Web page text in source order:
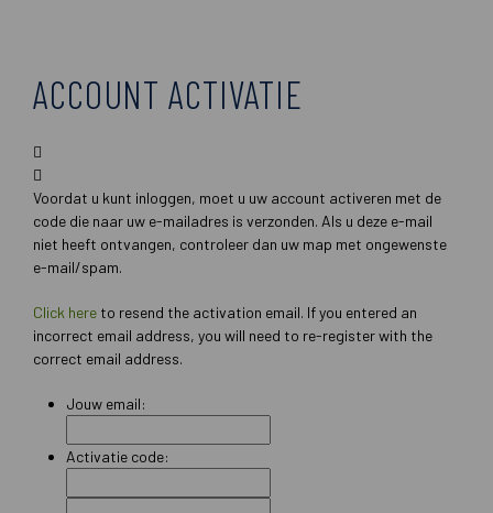
ACCOUNT ACTIVATIE
Voordat u kunt inloggen, moet u uw account activeren met de
code die naar uw e-mailadres is verzonden. Als u deze e-mail
niet heeft ontvangen, controleer dan uw map met ongewenste
e-mail/spam.
Click here to resend the activation email. If you entered an
incorrect email address, you will need to re-register with the
correct email address.
Jouw email:
Activatie code: